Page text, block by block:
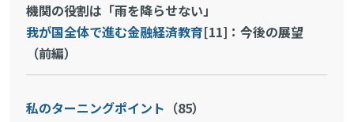
機関の役割は「雨を降らせない」
我が国全体で進む金融経済教育[11]：今後の展望
（前編）
私のターニングポイント （85）